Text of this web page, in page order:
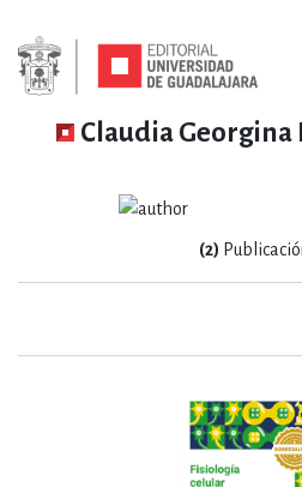
Claudia Georgina
(2)